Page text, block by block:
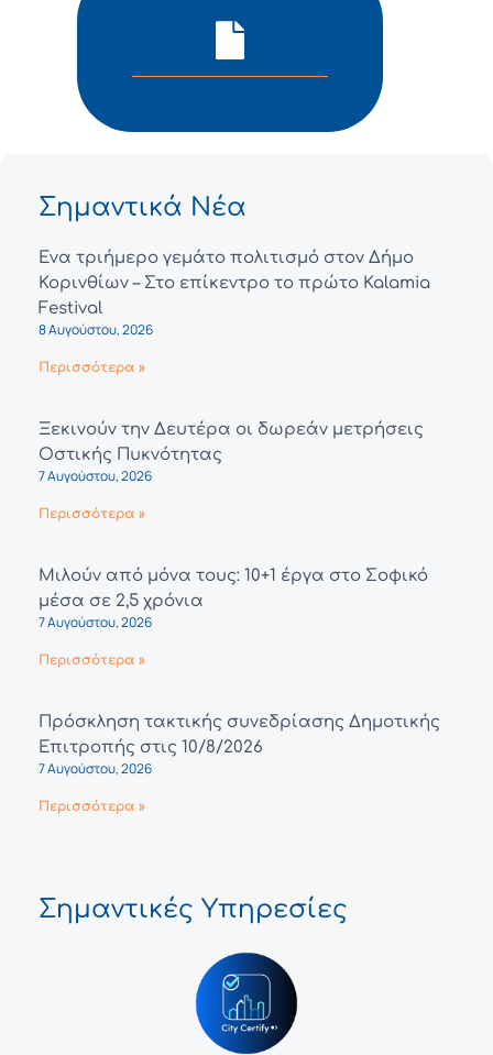
Σημαντικά Νέα
Ένα τριήμερο γεμάτο πολιτισμό στον Δήμο
Κορινθίων – Στο επίκεντρο το πρώτο Kalamia
Festival
8 Αυγούστου, 2026
Περισσότερα »
Ξεκινούν την Δευτέρα οι δωρεάν μετρήσεις
Οστικής Πυκνότητας
7 Αυγούστου, 2026
Περισσότερα »
Μιλούν από μόνα τους: 10+1 έργα στο Σοφικό
μέσα σε 2,5 χρόνια
7 Αυγούστου, 2026
Περισσότερα »
Πρόσκληση τακτικής συνεδρίασης Δημοτικής
Επιτροπής στις 10/8/2026
7 Αυγούστου, 2026
Περισσότερα »
Σημαντικές Υπηρεσίες